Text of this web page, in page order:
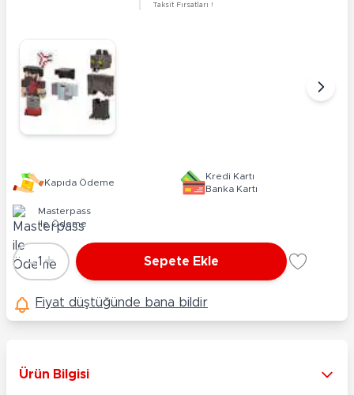
Taksit Fırsatları !
Kapıda Ödeme
Kredi Kartı
Banka Kartı
Masterpass
ile Ödeme
Adet
-1 + Sepete Ekle
Fiyat düştüğünde bana bildir
Ürün Bilgisi